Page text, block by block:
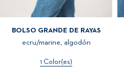
BOLSO GRANDE DE RAYAS
ecru/marine, algodón
1 Color(es)